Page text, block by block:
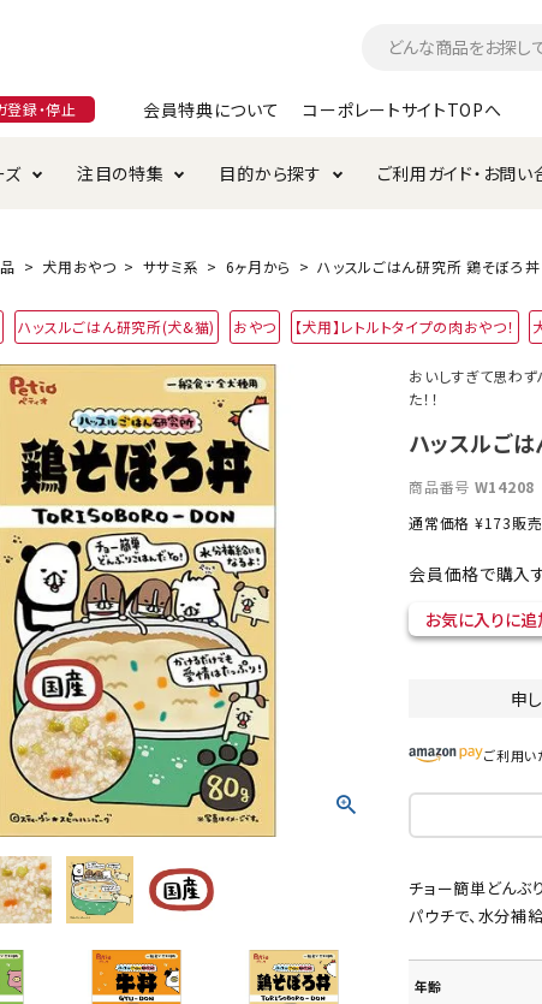
登録・停止 会員特典について コーポレートサイトTOPへ
お手入れ・ケア用品
・ハウス・マット サークル・ケージ
・給水器
け用品 替え・交換パーツ
入れ・ケア用品 トイレタリー・消臭剤
ル・ケージ・タワー キャリーバッグ
用品
ズ
そのまま 極上
注目の特集
加特集 けりぐるみ特集
目的から探す
のグレインフリー
元気草
中にオススメ
ご利用ガイド・お問い
特典について ご注文方法について
インショップ利用規約
犬用おやつ ササミ系 6ヶ月から ハッスルごはん研究所 鶏そぼろ
ハッスルごはん研究所(犬&猫) おやつ 【犬用】レトルトタイプの肉おやつ！
おいしすぎて思わず
た！！
ハッスルご
商品番号 W14208
通常価格 ¥173販
会員価格で購入
お気に入りに
申
ご利用い
チョー簡単どんぶ
パウチで、水分補
年齢